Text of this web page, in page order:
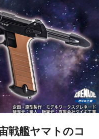
戦艦ヤマトのコ